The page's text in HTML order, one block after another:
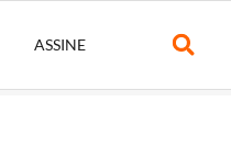
ASSINE